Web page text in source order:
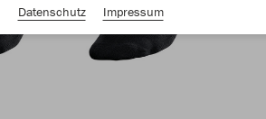
Datenschutz
Impressum